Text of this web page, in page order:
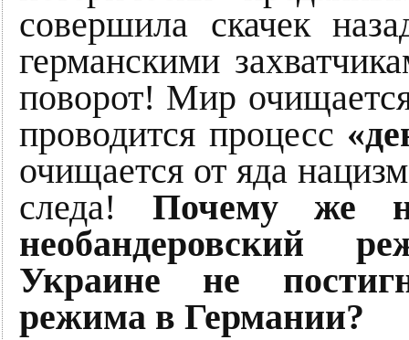
совершила скачек
германскими
поворот! Мир
проводится процесс
очищается от яда
следа! Почему же
необандеровский
Украине не
режима в Германии?